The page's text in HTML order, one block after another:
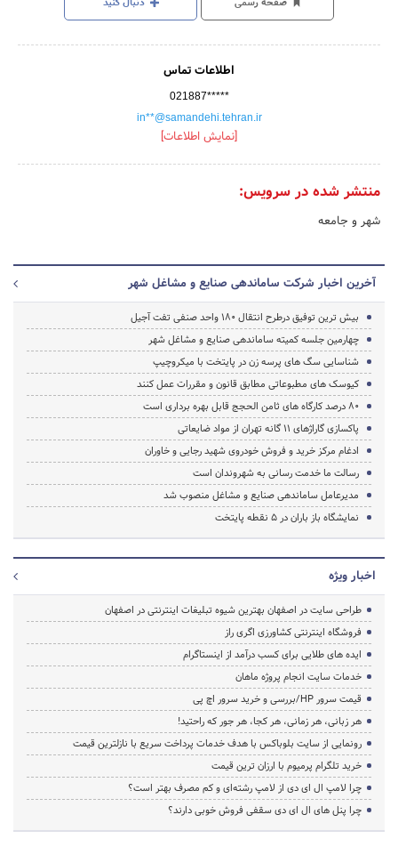
اطلاعات تماس
021887*****
in**@samandehi.tehran.ir
[نمایش اطلاعات]
منتشر شده در سرویس:
شهر و جامعه
آخرین اخبار شرکت ساماندهی صنایع و مشاغل شهر
بیش ترین توفیق درطرح انتقال 180 واحد صنفی تفت آجیل
چهارمین جلسه کمیته ساماندهی صنایع و مشاغل شهر
شناسایی سگ های پرسه زن در پایتخت با میکروچیپ
کیوسک های مطبوعاتی مطابق قانون و مقررات عمل کنند
80 درصد کارگاه های ثامن الحجج قابل بهره برداری است
پاکسازی گاراژهای 11 گانه تهران از مواد ضایعاتی
ادغام مرکز خرید و فروش خودروی شهید رجایی و خاوران
رسالت ما خدمت رسانی به شهروندان است
مدیرعامل ساماندهی صنایع و مشاغل منصوب شد
نمایشگاه باز باران در 5 نقطه پایتخت
اخبار ویژه
طراحی سایت در اصفهان بهترین شیوه تبلیغات اینترنتی در اصفهان
فروشگاه اینترنتی کشاورزی اگری راز
ایده های طلایی برای کسب درآمد از اینستاگرام
خدمات سایت انجام پروژه ماهان
قیمت سرور HP/بررسی و خرید سرور اچ پی
هر زبانی، هر زمانی، هر کجا، هر جور که راحتید!
رونمایی از سایت بلوباکس با هدف خدمات پرداخت سریع با نازلترین قیمت
خرید تلگرام پرمیوم با ارزان ترین قیمت
چرا لامپ ال ای دی از لامپ رشته‌ای و کم مصرف بهتر است؟
چرا پنل های ال ای دی سقفی فروش خوبی دارند؟